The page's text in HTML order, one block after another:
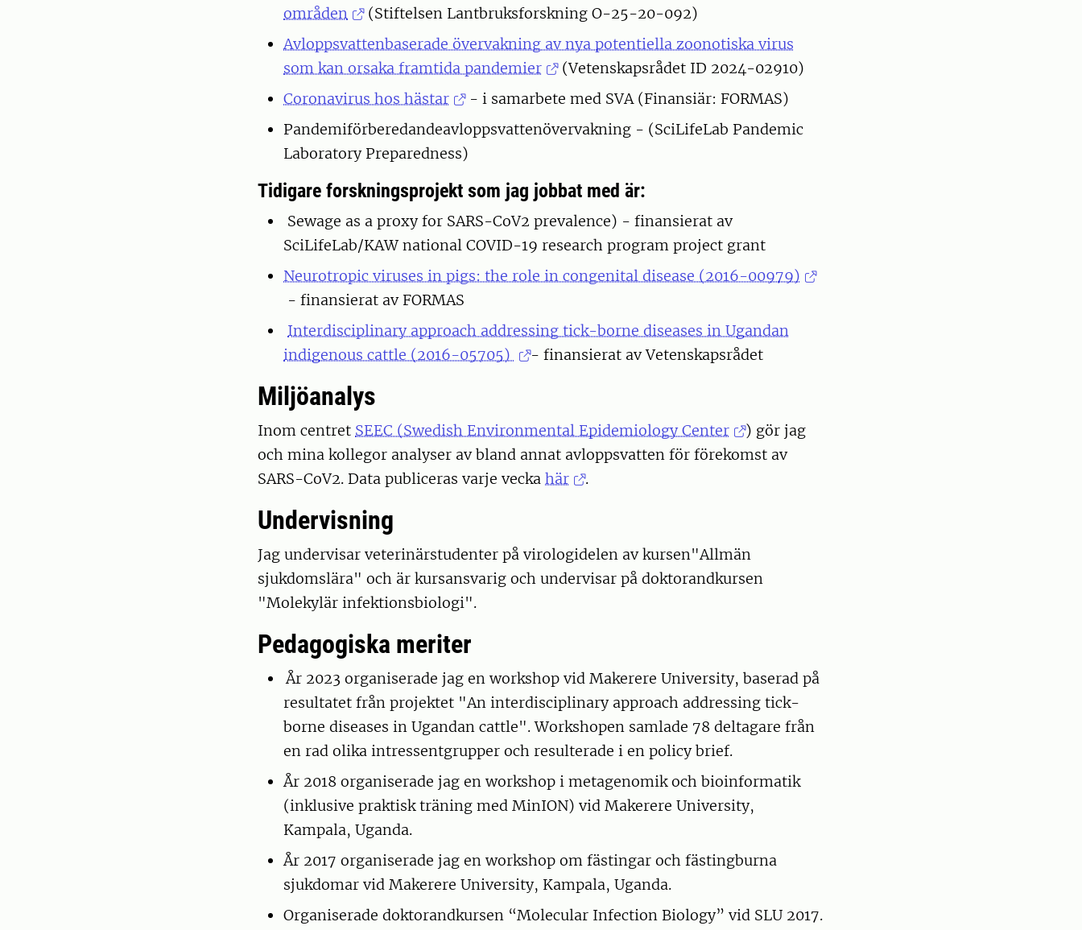
områden
(Stiftelsen Lantbruksforskning O-25-20-092)
Avloppsvattenbaserade övervakning av nya potentiella zoonotiska virus
som kan orsaka framtida pandemier
(Vetenskapsrådet ID 2024-02910)
Coronavirus hos hästar
- i samarbete med SVA (Finansiär: FORMAS)
Pandemiförberedandeavloppsvattenövervakning - (SciLifeLab Pandemic
Laboratory Preparedness)
Tidigare forskningsprojekt som jag jobbat med är:
Sewage as a proxy for SARS-CoV2 prevalence) - finansierat av
SciLifeLab/KAW national COVID-19 research program project grant
Neurotropic viruses in pigs: the role in congenital disease (2016-00979)
- finansierat av FORMAS
Interdisciplinary approach addressing tick-borne diseases in Ugandan
indigenous cattle (2016-05705)
- finansierat av Vetenskapsrådet
Miljöanalys
Inom centret SEEC (Swedish Environmental Epidemiology Center
) gör jag
och mina kollegor analyser av bland annat avloppsvatten för förekomst av
SARS-CoV2. Data publiceras varje vecka här .
Undervisning
Jag undervisar veterinärstudenter på virologidelen av kursen"Allmän
sjukdomslära" och är kursansvarig och undervisar på doktorandkursen
"Molekylär infektionsbiologi".
Pedagogiska meriter
År 2023 organiserade jag en workshop vid Makerere University, baserad på
resultatet från projektet "An interdisciplinary approach addressing tick-
borne diseases in Ugandan cattle". Workshopen samlade 78 deltagare från
en rad olika intressentgrupper och resulterade i en policy brief.
År 2018 organiserade jag en workshop i metagenomik och bioinformatik
(inklusive praktisk träning med MinION) vid Makerere University,
Kampala, Uganda.
År 2017 organiserade jag en workshop om fästingar och fästingburna
sjukdomar vid Makerere University, Kampala, Uganda.
Organiserade doktorandkursen “Molecular Infection Biology” vid SLU 2017.